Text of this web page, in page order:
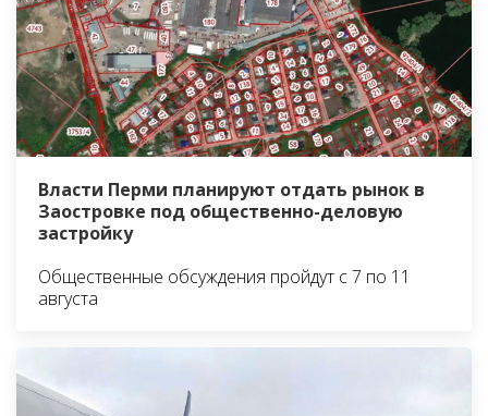
Власти Перми планируют отдать рынок в
Заостровке под общественно-деловую
застройку
Общественные обсуждения пройдут с 7 по 11
августа